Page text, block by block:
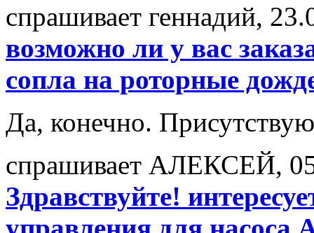
спрашивает геннадий,
возможно ли у вас
сопла на роторные
Да, конечно.
спрашивает АЛЕКСЕЙ,
Здравствуйте!